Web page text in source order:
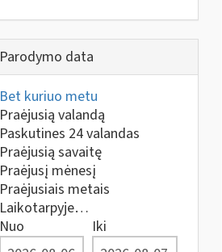
Parodymo data
Bet kuriuo metu
Praėjusią valandą
Paskutines 24 valandas
Praėjusią savaitę
Praėjusį mėnesį
Praėjusiais metais
Laikotarpyje…
Nuo
Iki